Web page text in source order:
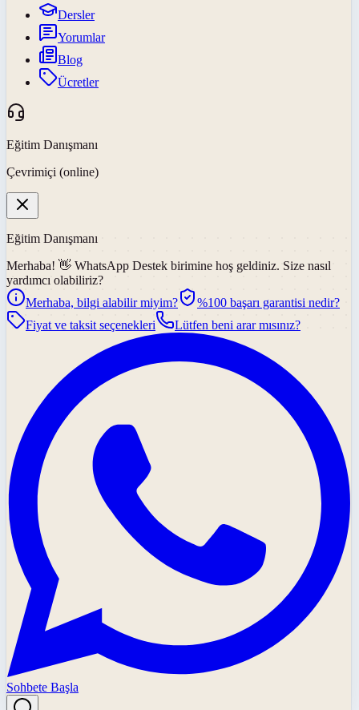
Dersler
Yorumlar
Blog
Ücretler
Eğitim Danışmanı
Çevrimiçi (online)
Eğitim Danışmanı
Merhaba! 👋 WhatsApp Destek birimine hoş geldiniz. Size nasıl
yardımcı olabiliriz?
Merhaba, bilgi alabilir miyim?
%100 başarı garantisi nedir?
Fiyat ve taksit seçenekleri
Lütfen beni arar mısınız?
Sohbete Başla